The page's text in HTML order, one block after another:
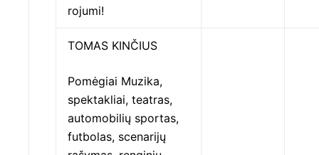
rojumi!
TOMAS KINČIUS
Pomėgiai Muzika,
spektakliai, teatras,
automobilių sportas,
futbolas, scenarijų